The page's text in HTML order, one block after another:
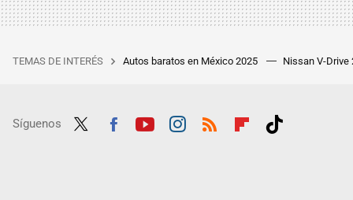
TEMAS DE INTERÉS Autos baratos en México 2025 Nissan V-Drive
Síguenos